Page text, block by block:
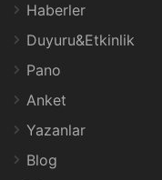
Haberler
Duyuru&Etkinlik
Pano
Anket
Yazanlar
Blog